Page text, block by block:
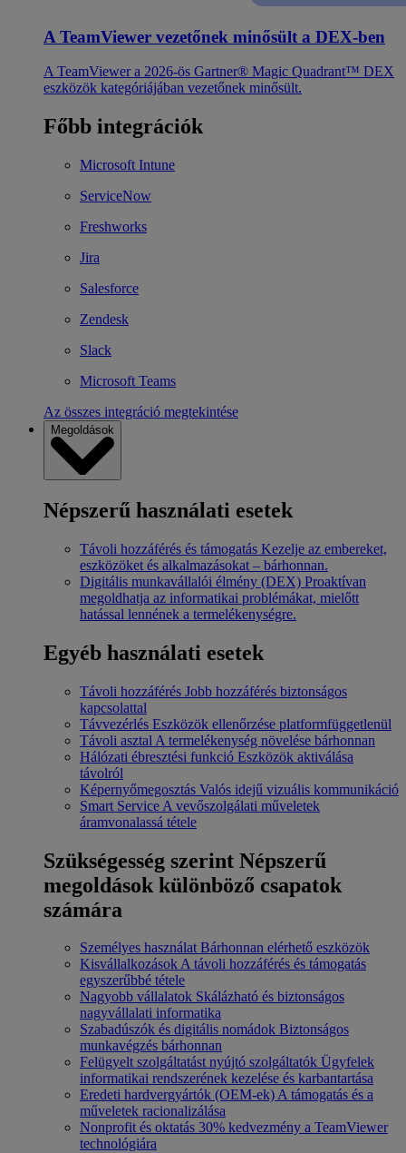
A TeamViewer vezetőnek minősült a DEX-ben
A TeamViewer a 2026-ös Gartner® Magic Quadrant™ DEX
eszközök kategóriájában vezetőnek minősült.
Főbb integrációk
Microsoft Intune
ServiceNow
Freshworks
Jira
Salesforce
Zendesk
Slack
Microsoft Teams
Az összes integráció megtekintése
Megoldások
Népszerű használati esetek
Távoli hozzáférés és támogatás Kezelje az embereket,
eszközöket és alkalmazásokat – bárhonnan.
Digitális munkavállalói élmény (DEX) Proaktívan
megoldhatja az informatikai problémákat, mielőtt
hatással lennének a termelékenységre.
Egyéb használati esetek
Távoli hozzáférés Jobb hozzáférés biztonságos
kapcsolattal
Távvezérlés Eszközök ellenőrzése platformfüggetlenül
Távoli asztal A termelékenység növelése bárhonnan
Hálózati ébresztési funkció Eszközök aktiválása
távolról
Képernyőmegosztás Valós idejű vizuális kommunikáció
Smart Service A vevőszolgálati műveletek
áramvonalassá tétele
Szükségesség szerint Népszerű
megoldások különböző csapatok
számára
Személyes használat Bárhonnan elérhető eszközök
KisvállalkozásokA távoli hozzáférés és támogatás
egyszerűbbé tétele
Nagyobb vállalatok Skálázható és biztonságos
nagyvállalati informatika
Szabadúszók és digitális nomádok Biztonságos
munkavégzés bárhonnan
Felügyelt szolgáltatást nyújtó szolgáltatók Ügyfelek
informatikai rendszerének kezelése és karbantartása
Eredeti hardvergyártók (OEM-ek)A támogatás és a
műveletek racionalizálása
Nonprofit és oktatás 30% kedvezmény a TeamViewer
technológiára